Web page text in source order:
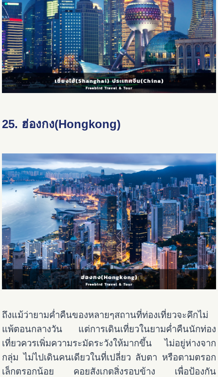
25. ฮ่องกง(Hongkong)
ถึงแม้ว่ายามค่ำคืนของหลายๆสถานที่ท่องเที่ยวจะคึกไม่
แพ้ตอนกลางวัน แต่การเดินเที่ยวในยามค่ำคืนนักท่อง
เที่ยวควรเพิ่มความระมัดระวังให้มากขึ้น ไม่อยู่ห่างจาก
กลุ่ม ไม่ไปเดินคนเดียวในที่เปลี่ยว ลับตา หรือตามตรอก
เล็กตรอกน้อย คอยสังเกตสิ่งรอบข้าง เพื่อป้องกัน